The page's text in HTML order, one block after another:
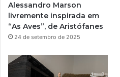
Alessandro Marson
livremente inspirada em
“As Aves”, de Aristófanes
24 de setembro de 2025